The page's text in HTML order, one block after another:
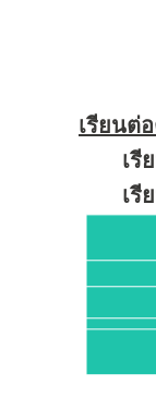
เรียนต่
เรี
เรี
เรี
เ